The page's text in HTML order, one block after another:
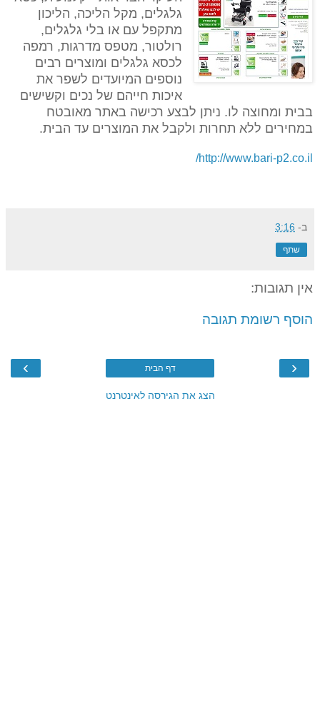
גלגלים, מקל הליכה, הליכון
מתקפל עם או בלי גלגלים,
רולטור, מטפס מדרגות, רמפה
לכסא גלגלים ומוצרים רבים
נוספים המיועדים לשפר את
איכות חייהם של נכים וקשישים
בבית ומחוצה לו. ניתן לבצע רכישה באתר מאובטח
במחירים ללא תחרות ולקבל את המוצרים עד הבית.
http://www.bari-p2.co.il/
ב- 3:16
שתף
אין תגובות:
הוסף רשומת תגובה
‹
› דף הבית
הצג את הגירסה לאינטרנט